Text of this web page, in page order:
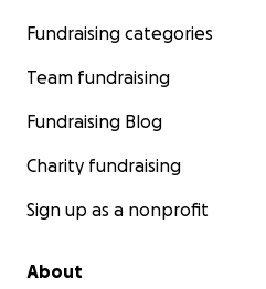
Fundraising categories
Team fundraising
Fundraising Blog
Charity fundraising
Sign up as a nonprofit
About